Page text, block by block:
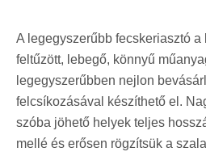
A legegyszerűbb fecskeriasztó
feltűzött, lebegő, könnyű
legegyszerűbben nejlon
felcsíkozásával készíthető el.
szóba jöhető helyek teljes
mellé és erősen rögzítsük a